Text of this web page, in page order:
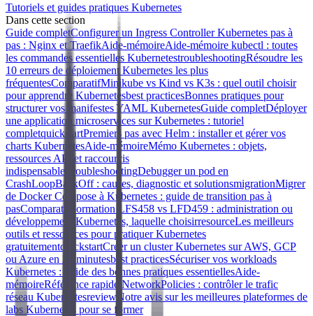
Tutoriels et guides pratiques Kubernetes
Dans cette section
Guide completConfigurer un Ingress Controller Kubernetes pas à
pas : Nginx et TraefikAide-mémoireAide-mémoire kubectl : toutes
les commandes essentielles KubernetestroubleshootingRésoudre les
10 erreurs de déploiement Kubernetes les plus
fréquentesComparatifMinikube vs Kind vs K3s : quel outil choisir
pour apprendre Kubernetesbest practicesBonnes pratiques pour
structurer vos manifestes YAML KubernetesGuide completDéployer
une application microservices sur Kubernetes : tutoriel
completquickstartPremiers pas avec Helm : installer et gérer vos
charts KubernetesAide-mémoireMémo Kubernetes : objets,
ressources API et raccourcis
indispensables
troubleshootingDebugger un pod en
CrashLoopBackOff : causes, diagnostic et solutionsmigrationMigrer
de Docker Compose à Kubernetes : guide de transition pas à
pasComparatif
Formation LFS458 vs LFD459 : administration ou
développement Kubernetes, laquelle choisirresourceLes meilleurs
outils et ressources pour pratiquer Kubernetes
gratuitementquickstartCréer un cluster Kubernetes sur AWS, GCP
ou Azure en 20 minutesbest practicesSécuriser vos workloads
Kubernetes : guide des bonnes pratiques essentiellesAide-
mémoireRéférence rapide NetworkPolicies : contrôler le trafic
réseau Kubernetesreview Notre avis sur les meilleures plateformes de
labs Kubernetes pour se former